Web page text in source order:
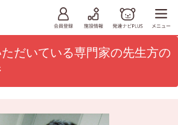
だいている専門家の先生方の